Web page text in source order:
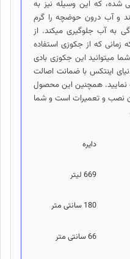
شده، که این وسیله نیز به
و آب درون حو‌ضچه را گرم
به آب جلوگیری میکند. از
زمانی که از جکوزی استفاده
میتوانید این جکوزی بادی
اینتکس با ضمانت اصالت
نمایید. همچنین این محصول
نصب و تعمیرات است و شما
دایره
669 ليتر
180 سانتی متر
66 سانتی متر